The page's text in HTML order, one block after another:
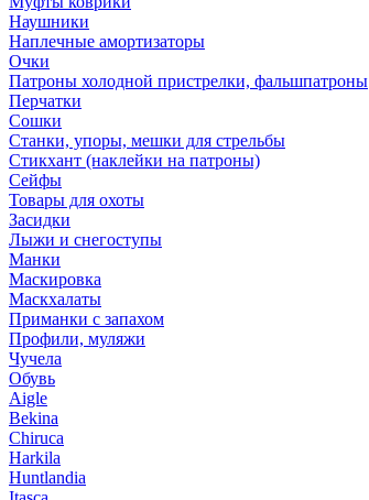
Наушники
Наплечные амортизаторы
Очки
Патроны холодной пристрелки, фальшпатроны
Перчатки
Сошки
Станки, упоры, мешки для стрельбы
Стикхант (наклейки на патроны)
Сейфы
Товары для охоты
Засидки
Лыжи и снегоступы
Манки
Маскировка
Маскхалаты
Приманки с запахом
Профили, муляжи
Чучела
Обувь
Aigle
Bekina
Chiruсa
Harkila
Huntlandia